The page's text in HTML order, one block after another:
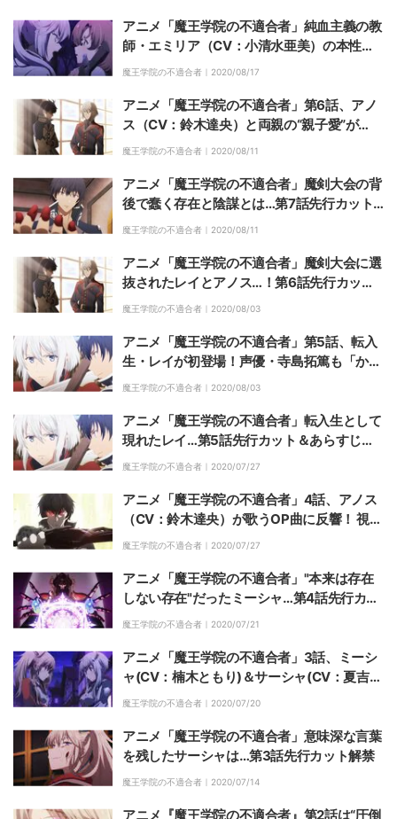
アニメ「魔王学院の不適合者」純血主義の教
師・エミリア（CV：小清水亜美）の本性が
明らかに！
魔王学院の不適合者｜ 2020/08/17
アニメ「魔王学院の不適合者」第6話、アノ
ス（CV：鈴木達央）と両親の“親子愛”が
「素晴らしい」と大好評
魔王学院の不適合者｜ 2020/08/11
アニメ「魔王学院の不適合者」魔剣大会の背
後で蠢く存在と陰謀とは…第7話先行カット
＆あらすじ公開
魔王学院の不適合者｜ 2020/08/11
アニメ「魔王学院の不適合者」魔剣大会に選
抜されたレイとアノス…！第6話先行カット
＆あらすじ公開
魔王学院の不適合者｜ 2020/08/03
アニメ「魔王学院の不適合者」第5話、転入
生・レイが初登場！声優・寺島拓篤も「かわ
いかったな」
魔王学院の不適合者｜ 2020/08/03
アニメ「魔王学院の不適合者」転入生として
現れたレイ…第5話先行カット＆あらすじ公
開
魔王学院の不適合者｜ 2020/07/27
アニメ「魔王学院の不適合者」4話、アノス
（CV：鈴木達央）が歌うOP曲に反響！ 視聴
者「まさか魔王様が直々に…」
魔王学院の不適合者｜ 2020/07/27
アニメ「魔王学院の不適合者」"本来は存在
しない存在"だったミーシャ…第4話先行カッ
ト＆あらすじ公開
魔王学院の不適合者｜ 2020/07/21
アニメ「魔王学院の不適合者」3話、ミーシ
ャ(CV：楠木ともり)＆サーシャ(CV：夏吉ゆ
うこ)の姉妹愛が尊いと話題
魔王学院の不適合者｜ 2020/07/20
アニメ「魔王学院の不適合者」意味深な言葉
を残したサーシャは…第3話先行カット解禁
魔王学院の不適合者｜ 2020/07/14
アニメ『魔王学院の不適合者』第2話は“圧倒